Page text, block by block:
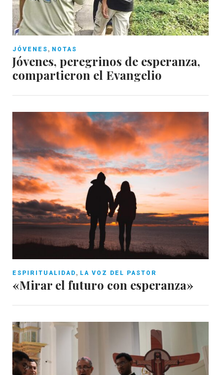
JÓVENES , NOTAS
Jóvenes, peregrinos de esperanza,
compartieron el Evangelio
ESPIRITUALIDAD , LA VOZ DEL PASTOR
«Mirar el futuro con esperanza»